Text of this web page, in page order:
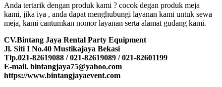
Anda tertarik dengan produk kami ? cocok degan produk meja
kami, jika iya , anda dapat menghubungi layanan kami untuk sewa
meja, kami cantumkan nomor layanan serta alamat gudang kami.
CV.Bintang Jaya Rental Party Equipment
Jl. Siti I No.40 Mustikajaya Bekasi
Tlp.021-82619088 / 021-82619089 / 021-82601199
E-mail. bintangjaya75@yahoo.com
https://www.bintangjayaevent.com